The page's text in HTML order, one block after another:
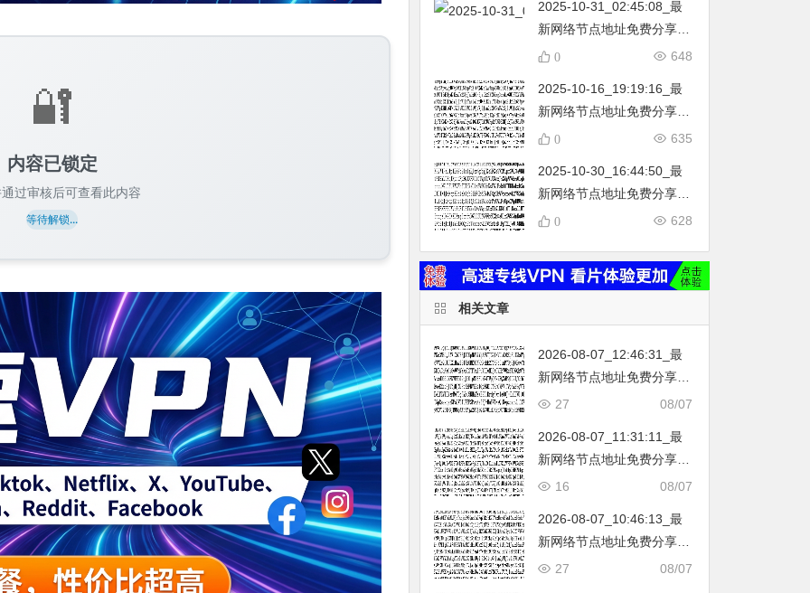
🔐
内容已锁定
过审核后可查看此内容
等待解锁...
韩国|新加坡|台湾|马来西亚|
…
2025-10-31_02:45:08_最
新网络节点地址免费分享…
不定期更新…开放免费分享
韩国|新加坡|台湾|马来西亚|
…
648
0
2025-10-16_19:19:16_最
新网络节点地址免费分享…
不定期更新…开放免费分享
韩国|新加坡|台湾|马来西亚|
…
635
0
2025-10-30_16:44:50_最
新网络节点地址免费分享…
不定期更新…开放免费分享
韩国|新加坡|台湾|马来西亚|
…
628
0
相关文章
2026-08-07_12:46:31_最
新网络节点地址免费分享…
不定期更新…开放免费分享
韩国|新加坡|台湾|马来西亚|
…
08/07
27
2026-08-07_11:31:11_最
新网络节点地址免费分享…
不定期更新…开放免费分享
韩国|新加坡|台湾|马来西亚|
…
08/07
16
2026-08-07_10:46:13_最
新网络节点地址免费分享…
不定期更新…开放免费分享
08/07
27